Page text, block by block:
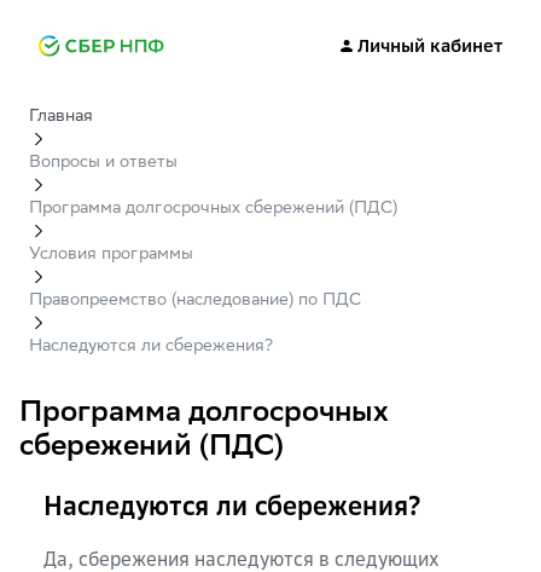
Личный кабинет
Главная
Вопросы и ответы
Программа долгосрочных сбережений (ПДС)
Условия программы
Правопреемство (наследование) по ПДС
Наследуются ли сбережения?
Программа долгосрочных
сбережений (ПДС)
Наследуются ли сбережения?
Да, сбережения наследуются в следующих